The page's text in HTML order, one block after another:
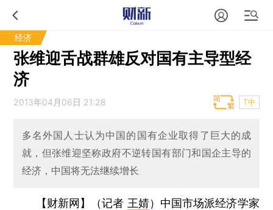
经济
张维迎舌战群雄反对国有主导型经
济
2013年04月06日 21:28 T中
多名外国人士认为中国的国有企业取得了巨大的成
就，但张维迎坚称政府不逆转国有部门和国企主导的
经济，中国将无法继续增长
【财新网】（记者 王婧） 中国市场派经济学家